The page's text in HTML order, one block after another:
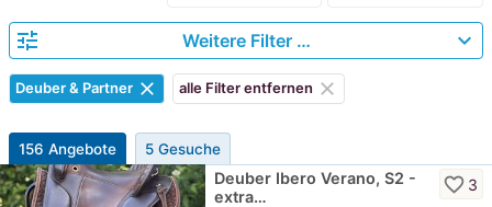
tune Weitere Filter … expand_more
Deuber & Partner clear alle Filter entfernen clear
156 Angebote 5 Gesuche
Deuber Ibero Verano, S2 -
extra…
favorite_border 3